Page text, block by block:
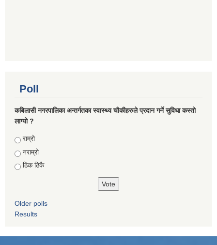
Poll
कबिलासी नगरपालिका अन्तर्गतका स्वास्थ्य चौकीहरुले प्रदान गर्ने सुविधा कस्तो
लाग्यो ?
Choices
राम्रो
नराम्रो
ठिक ठिकै
Older polls
Results